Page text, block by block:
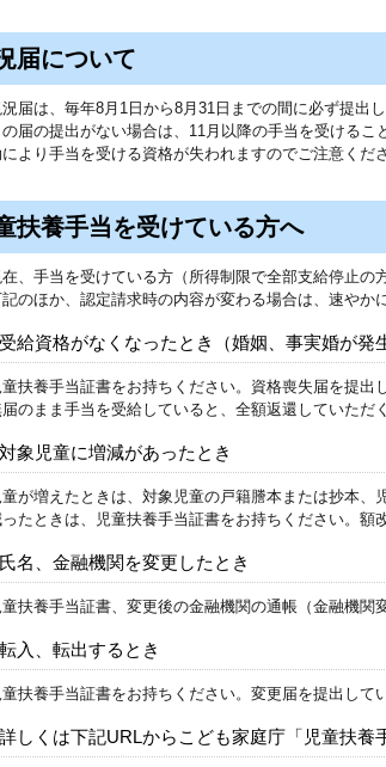
届について
届は、毎年8月1日から8月31日までの間に必ず提出
届の提出がない場合は、11月以降の手当を受ける
より手当を受ける資格が失われますのでご注意くださ
扶養手当を受けている方へ
、手当を受けている方（所得制限で全部支給停止の
のほか、認定請求時の内容が変わる場合は、速やか
受給資格がなくなったとき（婚姻、事実婚が発
扶養手当証書をお持ちください。資格喪失届を提出
のまま手当を受給していると、全額返還していただ
対象児童に増減があったとき
が増えたときは、対象児童の戸籍謄本または抄本、
たときは、児童扶養手当証書をお持ちください。額
氏名、金融機関を変更したとき
扶養手当証書、変更後の金融機関の通帳（金融機関
転入、転出するとき
扶養手当証書をお持ちください。変更届を提出して
詳しくは下記URLからこども家庭庁「児童扶養